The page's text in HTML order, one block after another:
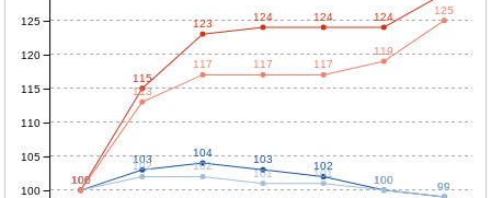
100
103
104
103
102
100
99
100
102 102
101 101
100
99
100
115
123
124 124 124
100
113
117 117 117
119
125
100
105
110
115
120
125